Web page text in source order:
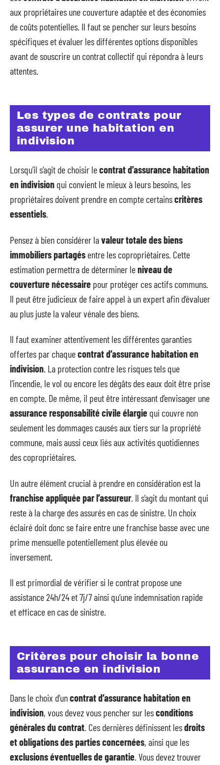
aux propriétaires une couverture adaptée et des économies
de coûts potentielles. Il faut se pencher sur leurs besoins
spécifiques et évaluer les différentes options disponibles
avant de souscrire un contrat collectif qui répondra à leurs
attentes.
Les types de contrats pour
assurer une habitation en
indivision
Lorsqu’il s’agit de choisir lecontrat d’assurance habitation
en indivision qui convient le mieux à leurs besoins, les
propriétaires doivent prendre en compte certainscritères
essentiels.
Pensez à bien considérer lavaleur totale des biens
immobiliers partagés entre les copropriétaires. Cette
estimation permettra de déterminer leniveau de
couverture nécessaire pour protéger ces actifs communs.
Il peut être judicieux de faire appel à un expert afin d’évaluer
au plus juste la valeur vénale des biens.
Il faut examiner attentivement les différentes garanties
offertes par chaquecontrat d’assurance habitation en
indivision. La protection contre les risques tels que
l’incendie, le vol ou encore les dégâts des eaux doit être prise
en compte. De même, il peut être intéressant d’envisager une
assurance responsabilité civile élargie qui couvre non
seulement les dommages causés aux tiers sur la propriété
commune, mais aussi ceux liés aux activités quotidiennes
des copropriétaires.
Un autre élément crucial à prendre en considération est la
franchise appliquée par l’assureur. Il s’agit du montant qui
reste à la charge des assurés en cas de sinistre. Un choix
éclairé doit donc se faire entre une franchise basse avec une
prime mensuelle potentiellement plus élevée ou
inversement.
Il est primordial de vérifier si le contrat propose une
assistance 24h/24 et 7j/7 ainsi qu’une indemnisation rapide
et efficace en cas de sinistre.
Critères pour choisir la bonne
assurance en indivision
Dans le choix d’uncontrat d’assurance habitation en
indivision, vous devez vous pencher sur lesconditions
générales du contrat. Ces dernières définissent lesdroits
et obligations des parties concernées, ainsi que les
exclusions éventuelles de garantie. Vous devez trouver